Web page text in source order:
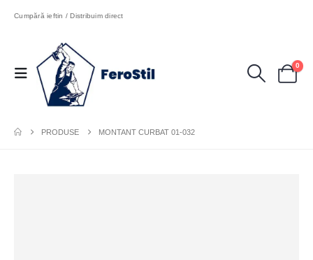
Cumpără ieftin / Distribuim direct
0
PRODUSE MONTANT CURBAT 01-032